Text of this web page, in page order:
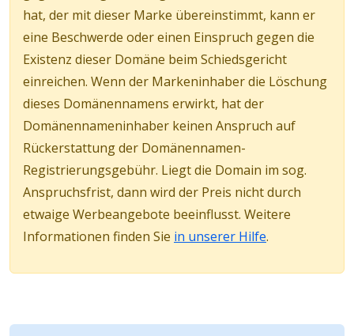
hat, der mit dieser Marke übereinstimmt, kann er
eine Beschwerde oder einen Einspruch gegen die
Existenz dieser Domäne beim Schiedsgericht
einreichen. Wenn der Markeninhaber die Löschung
dieses Domänennamens erwirkt, hat der
Domänennameninhaber keinen Anspruch auf
Rückerstattung der Domänennamen-
Registrierungsgebühr. Liegt die Domain im sog.
Anspruchsfrist, dann wird der Preis nicht durch
etwaige Werbeangebote beeinflusst. Weitere
Informationen finden Sie in unserer Hilfe.